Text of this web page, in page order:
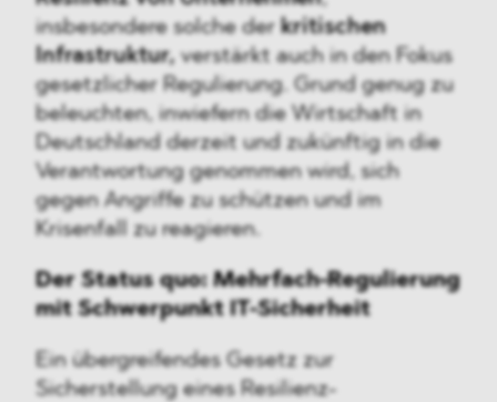
insbesondere solche der kritischen
Infrastruktur, verstärkt auch in den Fokus
gesetzlicher Regulierung. Grund genug zu
beleuchten, inwiefern die Wirtschaft in
Deutschland derzeit und zukünftig in die
Verantwortung genommen wird, sich
gegen Angriffe zu schützen und im
Krisenfall zu reagieren.
Der Status quo: Mehrfach-Regulierung
mit Schwerpunkt IT-Sicherheit
Ein übergreifendes Gesetz zur
Sicherstellung eines Resilienz-